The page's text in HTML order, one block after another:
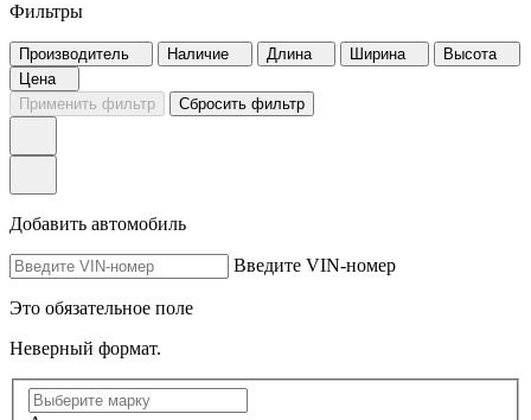
Фильтры
Производитель Наличие Длина Ширина
Высота
Цена
Применить фильтр
Сбросить фильтр
Добавить автомобиль
Введите VIN-номер
Это обязательное поле
Неверный формат.